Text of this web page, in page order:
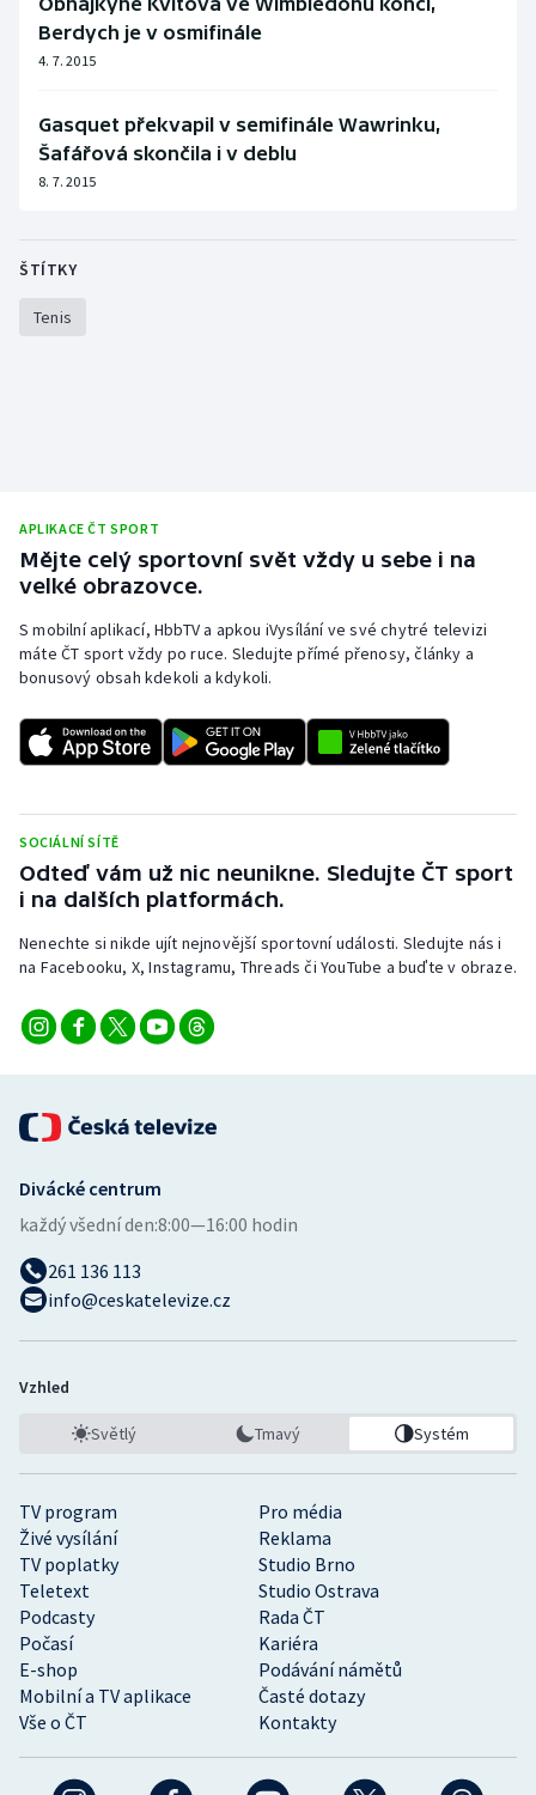
Rychlostní kanoistika
Sportovní střelba
Triatlon
Veslování
Berdych je v osmifinále
4. 7. 2015
Gasquet překvapil v semifinále Wawrinku,
Šafářová skončila i v deblu
8. 7. 2015
ŠTÍTKY
Tenis
APLIKACE ČT SPORT
Mějte celý sportovní svět vždy u sebe i na
velké obrazovce.
S mobilní aplikací, HbbTV a apkou iVysílání ve své chytré televizi
máte ČT sport vždy po ruce. Sledujte přímé přenosy, články a
bonusový obsah kdekoli a kdykoli.
SOCIÁLNÍ SÍTĚ
Odteď vám už nic neunikne. Sledujte ČT sport
i na dalších platformách.
Nenechte si nikde ujít nejnovější sportovní události. Sledujte nás i
na Facebooku, X, Instagramu, Threads či YouTube a buďte v obraze.
TV program
Pro média
Živé vysílání
Reklama
TV poplatky
Studio Brno
Teletext
Studio Ostrava
Podcasty
Rada ČT
Počasí
Kariéra
E-shop
Podávání námětů
Mobilní a TV aplikace
Časté dotazy
Vše o ČT
Kontakty
Divácké centrum
každý všední den:8:00—16:00 hodin
261 136 113
info@ceskatelevize.cz
Vzhled
Světlý Tmavý Systém